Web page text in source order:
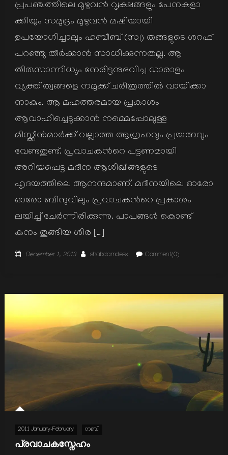
പ്രപഞ്ചത്തിലെ മുഴുവന്‍ വൃക്ഷങ്ങളും പേനകളാ
ക്കിയും സമുദ്രം മുഴുവന്‍ മഷിയായി
ഉപയോഗിച്ചാലും ഹബീബ് (സ്വ) തങ്ങളുടെ ശറഫ്
പറഞ്ഞു തീര്‍ക്കാന്‍ സാധിക്കുന്നതല്ല. ആ
തിരുസാന്നിധ്യം നേരിട്ടനുഭവിച്ച ധാരാളം
വ്യക്തിത്വങ്ങളെ നമുക്ക് ചരിത്രത്തില്‍ വായിക്കാ
നാകും. ആ മഹത്തരമായ പ്രകാശം
ആവാഹിച്ചെടുക്കാന്‍ നമ്മെപ്പോലുള്ള
മിസ്ക്കീന്‍മാര്‍ക്ക് വല്ലാത്ത ആഗ്രഹവും പ്രയത്നവും
വേണ്ടതുണ്ട്. പ്രവാചകന്‍റെ പട്ടണമായി
അറിയപ്പെട്ട മദീന ആശിഖീങ്ങളുടെ
ഹൃദയത്തിലെ ആനന്ദമാണ്. മദീനയിലെ ഓരോ
ഓരോ ബിന്ദുവിലും പ്രവാചകന്‍റെ പ്രകാശം
ലയിച്ച് ചേര്‍ന്നിരിക്കുന്നു. പാപങ്ങള്‍ കൊണ്ട്
കനം തൂങ്ങിയ ശിര […]
Posted
December 1, 2013 Author
shabdamdesk Comment(0)
2011 January-February നബി
പ്രവാചകസ്നേഹം